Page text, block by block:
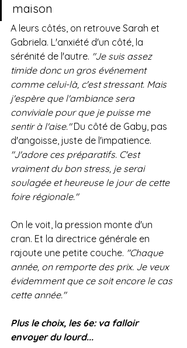
maison
A leurs côtés, on retrouve Sarah et
Gabriela. L'anxiété d'un côté, la
sérénité de l'autre. "Je suis assez
timide donc un gros événement
comme celui-là, c'est stressant. Mais
j'espère que l'ambiance sera
conviviale pour que je puisse me
sentir à l'aise." Du côté de Gaby, pas
d'angoisse, juste de l'impatience.
"J'adore ces préparatifs. C'est
vraiment du bon stress, je serai
soulagée et heureuse le jour de cette
foire régionale."
On le voit, la pression monte d'un
cran. Et la directrice générale en
rajoute une petite couche. "Chaque
année, on remporte des prix. Je veux
évidemment que ce soit encore le cas
cette année."
Plus le choix, les 6e: va falloir
envoyer du lourd...